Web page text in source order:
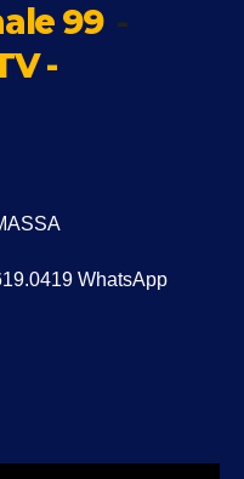
99 -
-
WhatsApp